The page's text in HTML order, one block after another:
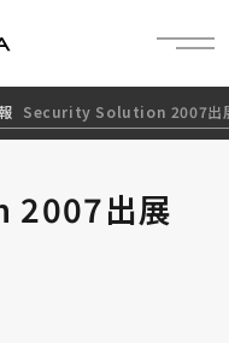
Security Solution 2007出
出展